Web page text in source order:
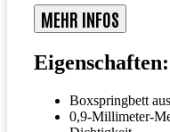
MEHR INFOS
Eigenschaften:
Boxspringbett
0,9-Millimeter-